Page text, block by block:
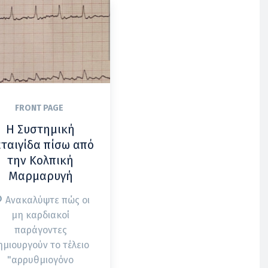
FRONT PAGE
Η Συστημική
πίσω από
την Κολπική
Μαρμαρυγή
Ανακαλύψτε πώς οι
μη καρδιακοί
παράγοντες
το τέλειο
"αρρυθμιογόνο